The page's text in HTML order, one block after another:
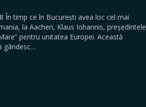
În timp ce în București avea loc cel mai
la Aachen, Klaus Iohannis, președintele
pentru unitatea Europei. Această
gândesc…